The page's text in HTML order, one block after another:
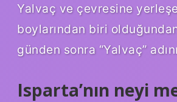
Yalvaç ve çevresine
boylarından biri
günden sonra “Yalvaç”
Isparta’nın neyi